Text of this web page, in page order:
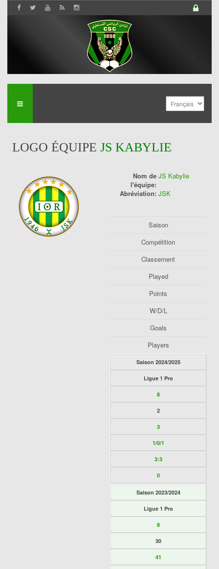
LOGO ÉQUIPE JS KABYLIE
Nom de
l'équipe:
JS Kabylie
Abréviation: JSK
History
Saison
Compétition
Classement
Played
Points
W/D/L
Goals
Players
Saison 2024/2025
Ligue 1 Pro
8
2
3
1/0/1
3:3
0
Saison 2023/2024
Ligue 1 Pro
8
30
41